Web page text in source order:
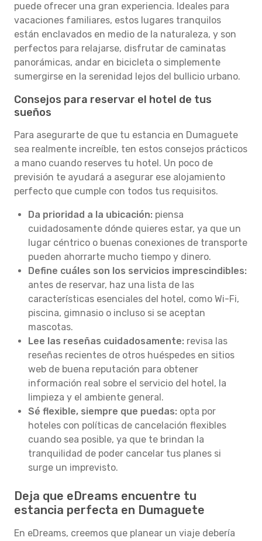
puede ofrecer una gran experiencia. Ideales para
vacaciones familiares, estos lugares tranquilos
están enclavados en medio de la naturaleza, y son
perfectos para relajarse, disfrutar de caminatas
panorámicas, andar en bicicleta o simplemente
sumergirse en la serenidad lejos del bullicio urbano.
Consejos para reservar el hotel de tus
sueños
Para asegurarte de que tu estancia en Dumaguete
sea realmente increíble, ten estos consejos prácticos
a mano cuando reserves tu hotel. Un poco de
previsión te ayudará a asegurar ese alojamiento
perfecto que cumple con todos tus requisitos.
Da prioridad a la ubicación: piensa
cuidadosamente dónde quieres estar, ya que un
lugar céntrico o buenas conexiones de transporte
pueden ahorrarte mucho tiempo y dinero.
Define cuáles son los servicios imprescindibles:
antes de reservar, haz una lista de las
características esenciales del hotel, como Wi-Fi,
piscina, gimnasio o incluso si se aceptan
mascotas.
Lee las reseñas cuidadosamente: revisa las
reseñas recientes de otros huéspedes en sitios
web de buena reputación para obtener
información real sobre el servicio del hotel, la
limpieza y el ambiente general.
Sé flexible, siempre que puedas: opta por
hoteles con políticas de cancelación flexibles
cuando sea posible, ya que te brindan la
tranquilidad de poder cancelar tus planes si
surge un imprevisto.
Deja que eDreams encuentre tu
estancia perfecta en Dumaguete
En eDreams, creemos que planear un viaje debería